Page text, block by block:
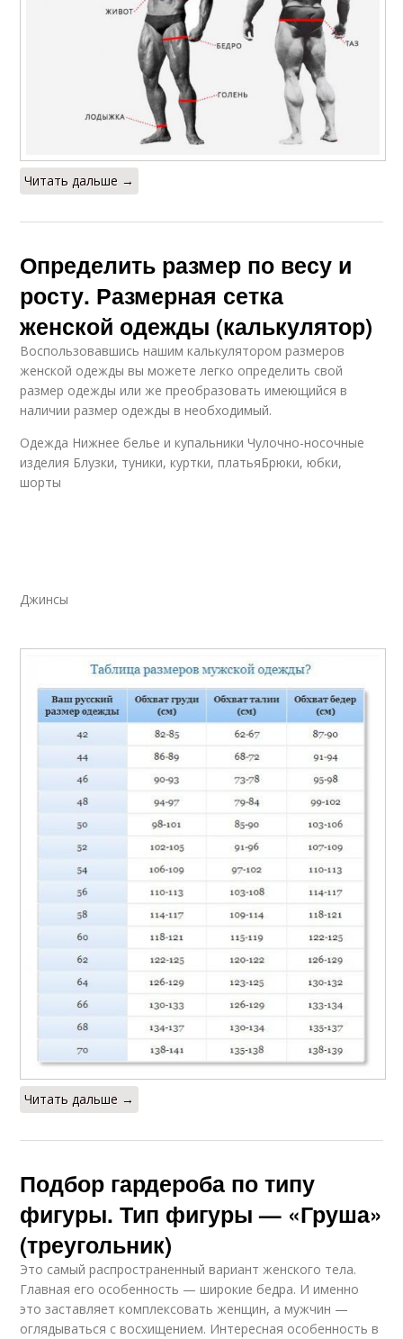
Читать дальше →
Определить размер по весу и
росту. Размерная сетка
женской одежды (калькулятор)
Воспользовавшись нашим калькулятором размеров
женской одежды вы можете легко определить свой
размер одежды или же преобразовать имеющийся в
наличии размер одежды в необходимый.
Одежда Нижнее белье и купальники Чулочно-носочные
изделия Блузки, туники, куртки, платьяБрюки, юбки,
шорты
Джинсы
Читать дальше →
Подбор гардероба по типу
фигуры. Тип фигуры — «Груша»
(треугольник)
Это самый распространенный вариант женского тела.
Главная его особенность — широкие бедра. И именно
это заставляет комплексовать женщин, а мужчин —
оглядываться с восхищением. Интересная особенность в